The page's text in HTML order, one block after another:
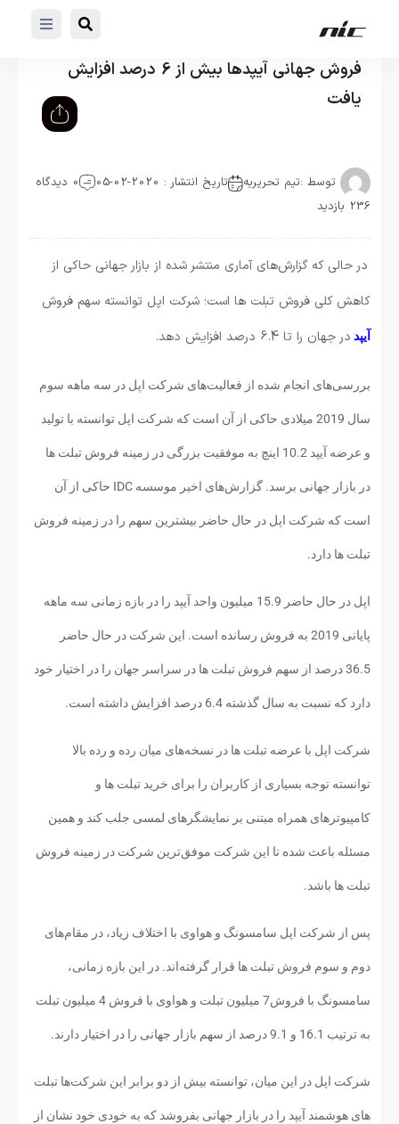
فروش جهانی آیپدها بیش از 6 درصد افزایش
یافت
توسط :تیم تحریریه تاریخ انتشار : 2020-02-05
0 دیدگاه
236 بازدید
در حالی که گزارش‌های آماری منتشر شده از بازار جهانی حاکی از
کاهش کلی فروش تبلت ها است؛ شرکت اپل توانسته سهم فروش
آیپد در جهان را تا 6.4 درصد افزایش دهد.
بررسی‌های انجام شده از فعالیت‌های شرکت اپل در سه ماهه سوم
سال 2019 میلادی حاکی از آن است که شرکت اپل توانسته با تولید
و عرضه آیپد 10.2 اینچ به موفقیت بزرگی در زمینه فروش تبلت ها
در بازار جهانی برسد. گزارش‌های اخیر موسسه IDC حاکی از آن
است که شرکت اپل در حال حاضر بیشترین سهم را در زمینه فروش
تبلت ها دارد.
اپل در حال حاضر 15.9 میلیون واحد آیپد را در بازه زمانی سه ماهه
پایانی 2019 به فروش رسانده است. این شرکت در حال حاضر
36.5 درصد از سهم فروش تبلت ها در سراسر جهان را در اختیار خود
دارد که نسبت به سال گذشته 6.4 درصد افزایش داشته است.
شرکت اپل با عرضه تبلت ها در نسخه‌های میان رده و رده بالا
توانسته توجه بسیاری از کاربران را برای خرید تبلت ها و
کامپیوترهای همراه مبتنی بر نمایشگرهای لمسی جلب کند و همین
مسئله باعث شده تا این شرکت موفق‌ترین شرکت در زمینه فروش
تبلت ها باشد.
پس از شرکت اپل سامسونگ و هواوی با اختلاف زیاد، در مقام‌های
دوم و سوم فروش تبلت ها قرار گرفته‌اند. در این بازه زمانی،
سامسونگ با فروش7 میلیون تبلت و هواوی با فروش 4 میلیون تبلت
به ترتیب 16.1 و 9.1 درصد از سهم بازار جهانی را در اختیار دارند.
شرکت اپل در این میان، توانسته بیش از دو برابر این شرکت‌ها تبلت
های هوشمند آیپد را در بازار جهانی بفروشد که به خودی خود نشان از